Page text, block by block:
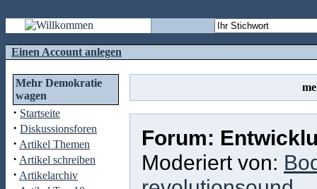
Einen Account anlegen
Mehr Demokratie
wagen
· Startseite
· Diskussionsforen
· Artikel Themen
· Artikel schreiben
· Artikelarchiv
Forum:
Moderiert von: